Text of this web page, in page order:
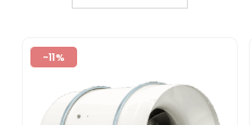
-11%